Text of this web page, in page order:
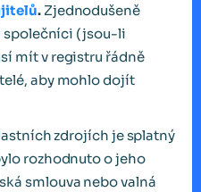
. Zjednodušeně
společníci (jsou-li
mít v registru řádně
aby mohlo dojít
zdrojích je splatný
rozhodnuto o jeho
smlouva nebo valná